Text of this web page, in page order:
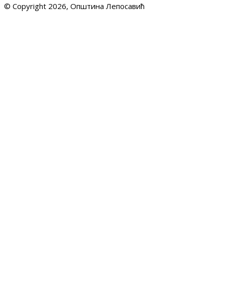
© Copyright 2026, Општина Лепосавић